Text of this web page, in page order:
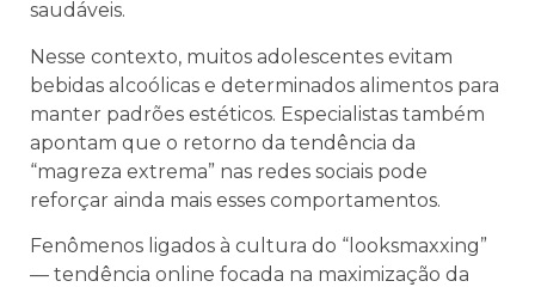
saudáveis.
Nesse contexto, muitos adolescentes evitam
bebidas alcoólicas e determinados alimentos para
manter padrões estéticos. Especialistas também
apontam que o retorno da tendência da
“magreza extrema” nas redes sociais pode
reforçar ainda mais esses comportamentos.
Fenômenos ligados à cultura do “looksmaxxing”
— tendência online focada na maximização da